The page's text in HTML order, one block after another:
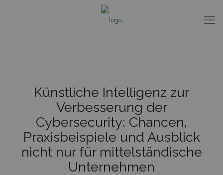
Künstliche Intelligenz zur
Verbesserung der
Cybersecurity: Chancen,
Praxisbeispiele und Ausblick
nicht nur für mittelständische
Unternehmen